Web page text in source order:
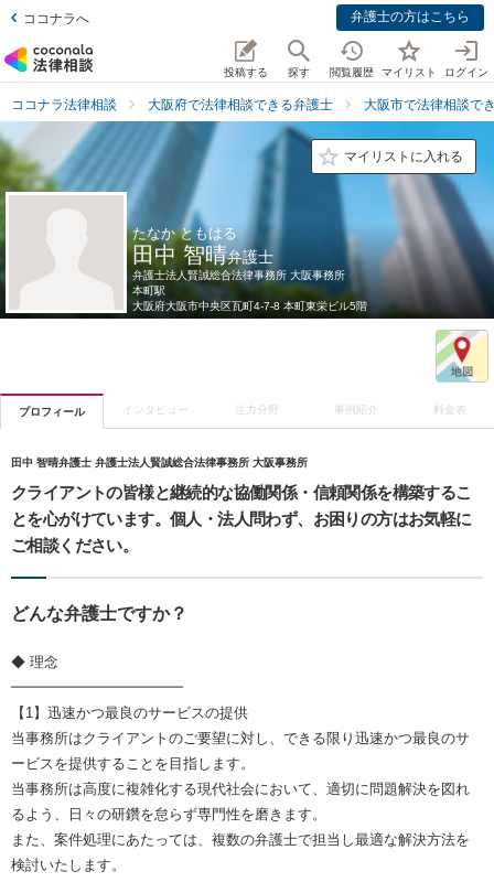
ココナラへ 弁護士の方はこちら
投稿する 探す 閲覧履歴 マイリスト ログイン
ココナラ法律相談 大阪府で法律相談できる弁護士 大阪市で法律相談で
マイリストに入れる
たなか ともはる
田中 智晴弁護士
弁護士法人賢誠総合法律事務所 大阪事務所
本町駅
大阪府大阪市中央区瓦町4-7-8 本町東栄ビル5階
プロフィール インタビュー 注力分野 事例紹介 料金表
田中 智晴弁護士 弁護士法人賢誠総合法律事務所 大阪事務所
クライアントの皆様と継続的な協働関係・信頼関係を構築するこ
とを心がけています。個人・法人問わず、お困りの方はお気軽に
ご相談ください。
どんな弁護士ですか？
◆ 理念
━━━━━━━━━━━━
【1】迅速かつ最良のサービスの提供
当事務所はクライアントのご要望に対し、できる限り迅速かつ最良のサ
ービスを提供することを目指します。
当事務所は高度に複雑化する現代社会において、適切に問題解決を図れ
るよう、日々の研鑽を怠らず専門性を磨きます。
また、案件処理にあたっては、複数の弁護士で担当し最適な解決方法を
検討いたします。